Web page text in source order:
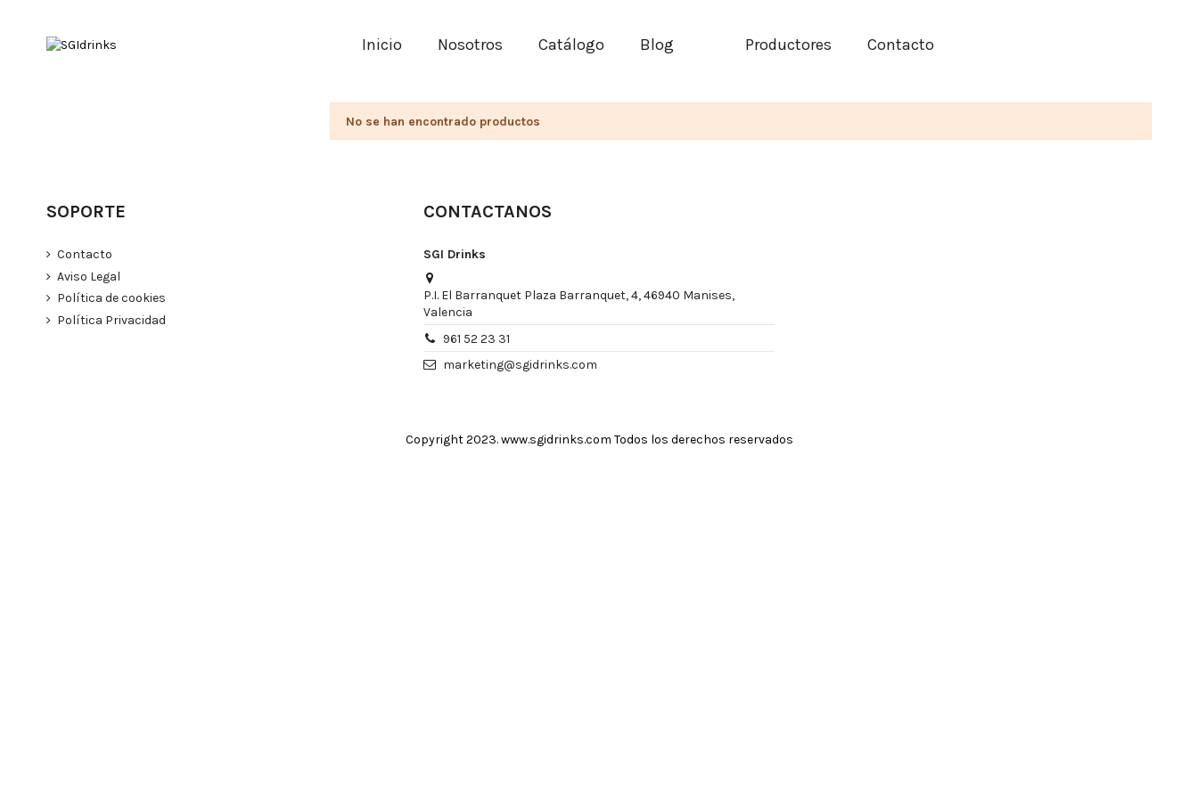
Inicio Nosotros Catálogo Blog Productores Contacto
No se han encontrado productos
SOPORTE
Contacto
Aviso Legal
Política de cookies
Política Privacidad
CONTACTANOS
SGI Drinks
P.I. El Barranquet Plaza Barranquet, 4, 46940 Manises,
Valencia
961 52 23 31
marketing@sgidrinks.com
Copyright 2023. www.sgidrinks.com Todos los derechos reservados